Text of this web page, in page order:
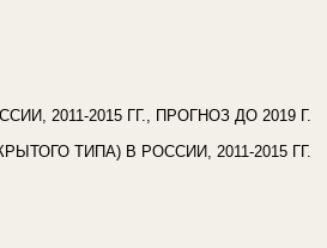
2011-2015 ГГ., ПРОГНОЗ ДО 2019 Г.
ТИПА) В РОССИИ, 2011-2015 ГГ.